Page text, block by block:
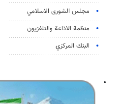
مجلس الشورى الاسلامي
منظمة الاذاعة والتلفزیون
البنك المركزي